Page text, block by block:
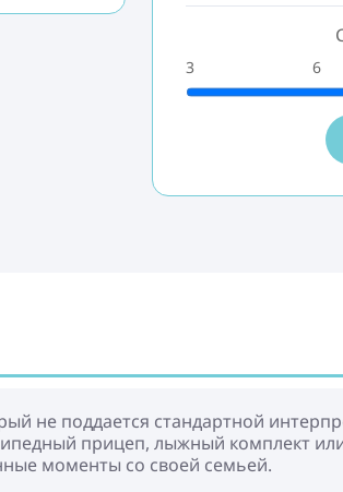
3 6
не поддается стандартной
прицеп, лыжный комплект
моменты со своей семьей.